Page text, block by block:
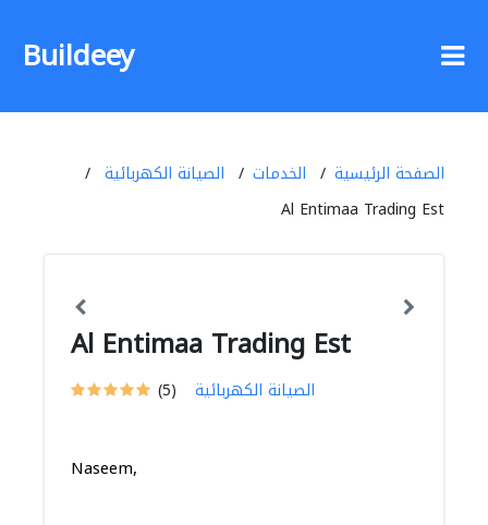
Buildeey
الصفحة الرئيسية الخدمات
الصيانة الكهربائية
Al Entimaa Trading Est
Al Entimaa Trading Est
(5) الصيانة الكهربائية
Naseem,